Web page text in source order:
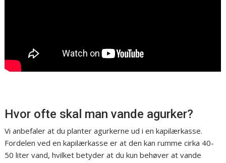
Hvor ofte skal man vande agurker?
Vi anbefaler at du planter agurkerne ud i en kapilærkasse.
Fordelen ved en kapilærkasse er at den kan rumme cirka 40-
50 liter vand, hvilket betyder at du kun behøver at vande